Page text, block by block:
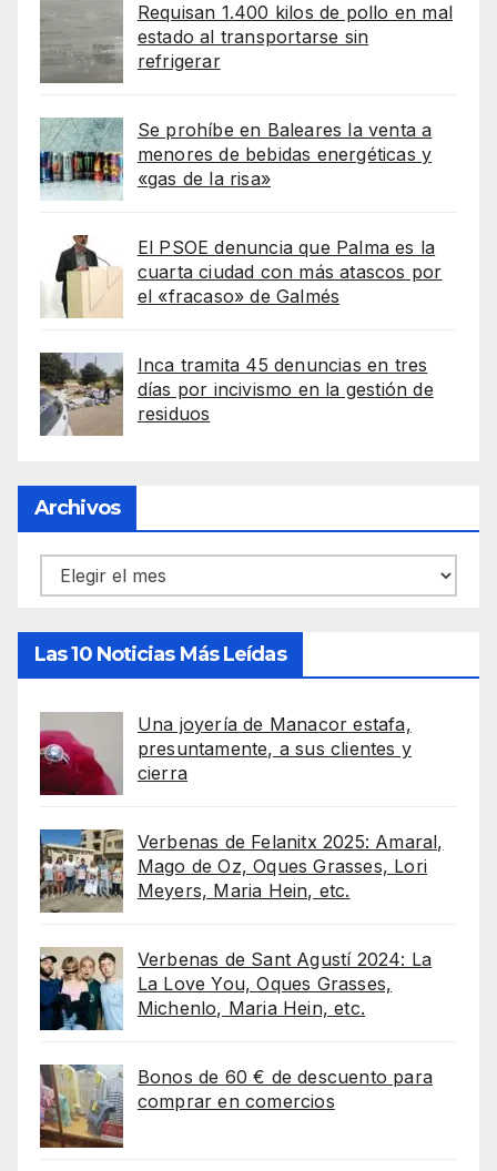
Requisan 1.400 kilos de pollo en mal
estado al transportarse sin
refrigerar
Se prohíbe en Baleares la venta a
menores de bebidas energéticas y
«gas de la risa»
El PSOE denuncia que Palma es la
cuarta ciudad con más atascos por
el «fracaso» de Galmés
Inca tramita 45 denuncias en tres
días por incivismo en la gestión de
residuos
Archivos
Archivos
Las 10 Noticias Más Leídas
Una joyería de Manacor estafa,
presuntamente, a sus clientes y
cierra
Verbenas de Felanitx 2025: Amaral,
Mago de Oz, Oques Grasses, Lori
Meyers, Maria Hein, etc.
Verbenas de Sant Agustí 2024: La
La Love You, Oques Grasses,
Michenlo, Maria Hein, etc.
Bonos de 60 € de descuento para
comprar en comercios